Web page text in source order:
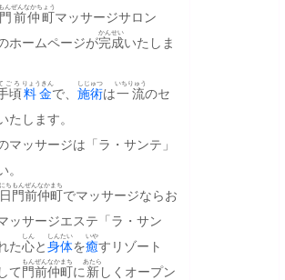
門前仲町
もんぜんなかちょう
マッサージサロン
ホームページが完成
かんせい
いたしま
頃
ごろ
料金
りょうきん
で、 施術
しじゅつ
は一流
いちりゅう
のセ
たします。
マッサージは「ラ・サンテ」
。
日
にち
門前仲
もんぜんなか
町
まち
でマッサージならお
ッサージエステ「ラ・サン
た心
しん
と身体
しんたい
を癒
いや
すリゾート
て 門前仲
もんぜんなか
町
まち
に 新
あたら
しくオープン